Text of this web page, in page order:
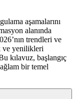
aşamalarını
alanında
trendleri ve
ve yenilikleri
kılavuz, başlangıç
bir temel